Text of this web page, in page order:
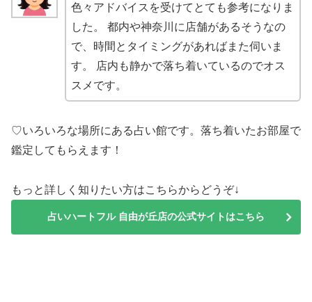
色々アドバイスを受けてとても参考になりま
した。 都内や神奈川に店舗があるそうなの
で、時間とタイミングがあればまた伺いま
す。 店内も静かで落ち着いているのでオス
スメです。
♡いろいろな場所にある占い館です。落ち着いたお部屋で
鑑定してもらえます！
もっと詳しく知りたい方はこちらからどうぞ↓
占いハートフル 自由が丘店の公式サイトはこちら